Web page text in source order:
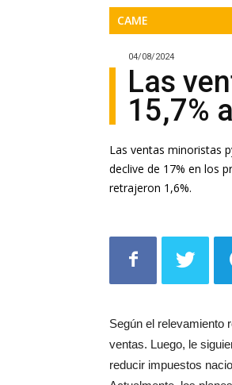
CAME
Las
15,7%
Las ventas minoristas
declive de 17% en los
retrajeron 1,6%.
Según el relevamiento
ventas. Luego, le
reducir impuestos
Actualmente, los